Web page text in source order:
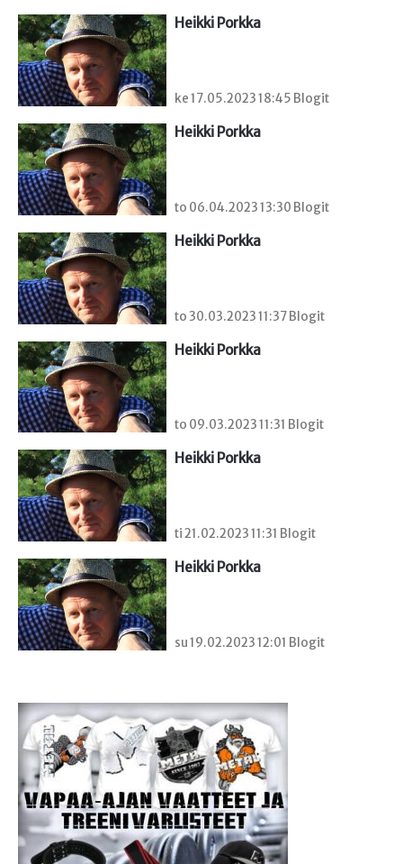
Heikki Porkka
ke 17.05.2023 18:45 Blogit
Heikki Porkka
to 06.04.2023 13:30 Blogit
Heikki Porkka
to 30.03.2023 11:37 Blogit
Heikki Porkka
to 09.03.2023 11:31 Blogit
Heikki Porkka
ti 21.02.2023 11:31 Blogit
Heikki Porkka
su 19.02.2023 12:01 Blogit